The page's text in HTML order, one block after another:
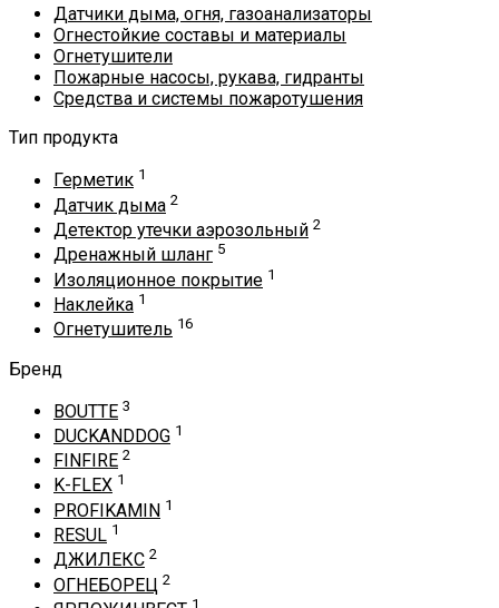
Датчики дыма, огня, газоанализаторы
Огнестойкие составы и материалы
Огнетушители
Пожарные насосы, рукава, гидранты
Средства и системы пожаротушения
Тип продукта
Герметик 1
Датчик дыма 2
Детектор утечки аэрозольный 2
Дренажный шланг 5
Изоляционное покрытие 1
Наклейка 1
Огнетушитель 16
Бренд
BOUTTE 3
DUCKANDDOG 1
FINFIRE 2
K-FLEX 1
PROFIKAMIN 1
RESUL 1
ДЖИЛЕКС 2
ОГНЕБОРЕЦ 2
1